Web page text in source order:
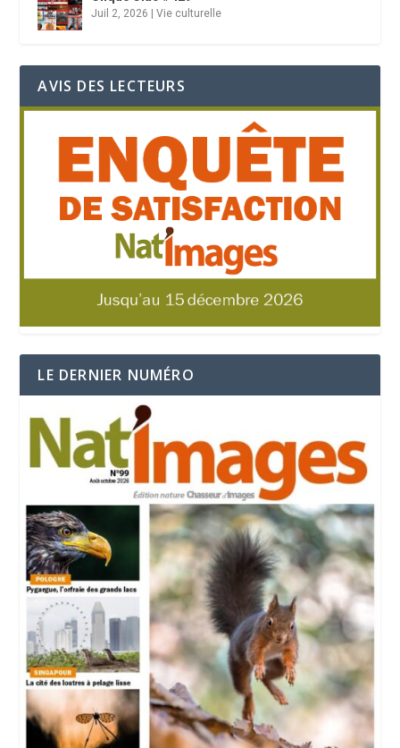
Juil 2, 2026 |Vie culturelle
AVIS DES LECTEURS
LE DERNIER NUMÉRO